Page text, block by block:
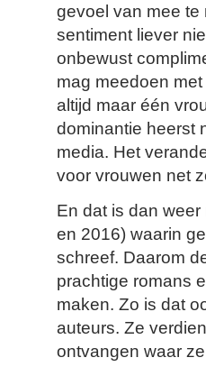
gevoel van mee te
sentiment liever
onbewust
mag meedoen
altijd maar één
dominantie heerst
media. Het
voor vrouwen net
En dat is dan
en 2016) waarin
schreef. Daarom
prachtige romans
maken. Zo is dat
auteurs. Ze
ontvangen waar